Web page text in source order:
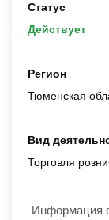
Статус
Действует
Регион
Тюменская
Вид
Торговля
Информация